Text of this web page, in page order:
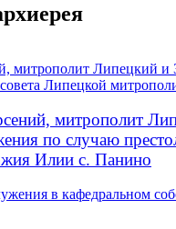
митрополит Липецкий и
совета Липецкой
митрополит
по случаю
Илии с. Панино
в кафедральном